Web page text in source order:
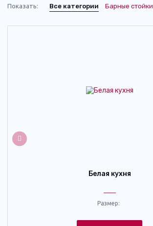
Показать: Все категории Барные стойки
Белая кухня
Размер: